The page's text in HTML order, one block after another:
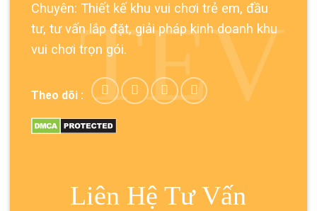
Chuyên: Thiết kế khu vui chơi trẻ em, đầu
tư, tư vấn lắp đặt, giải pháp kinh doanh khu
vui chơi trọn gói.
Theo dõi :TEV
Liên Hệ Tư Vấn